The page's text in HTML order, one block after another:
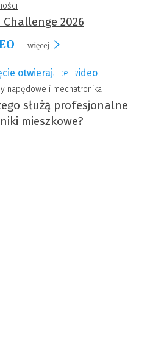
Challenge 2026
więcej
napędowe i mechatronika
służą profesjonalne
mieszkowe?